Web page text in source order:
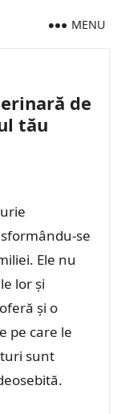
MENU
de
tău
se
Ele nu
lor și
și o
pe care le
sunt